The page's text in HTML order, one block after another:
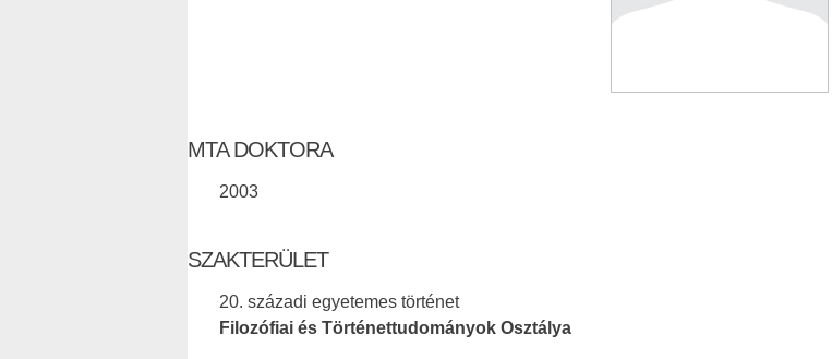
MTA DOKTORA
2003
SZAKTERÜLET
20. századi egyetemes történet
Filozófiai és Történettudományok Osztálya